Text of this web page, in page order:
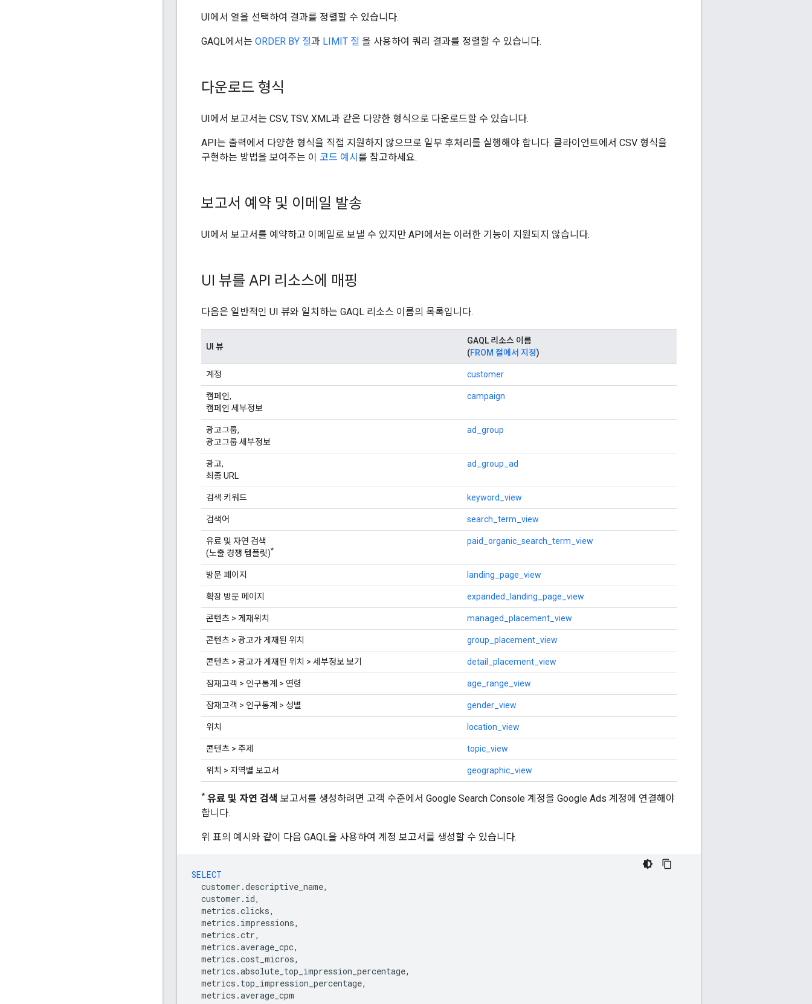
UI에서 열을 선택하여 결과를 정렬할 수 있습니다.
GAQL에서는 ORDER BY 절과 LIMIT 절 을 사용하여 쿼리 결과를 정렬할 수 있습니다.
다운로드 형식
UI에서 보고서는 CSV, TSV, XML과 같은 다양한 형식으로 다운로드할 수 있습니다.
API는 출력에서 다양한 형식을 직접 지원하지 않으므로 일부 후처리를 실행해야 합니다. 클라이언트에서 CSV 형식을
구현하는 방법을 보여주는 이 코드 예시 를 참고하세요.
보고서 예약 및 이메일 발송
UI에서 보고서를 예약하고 이메일로 보낼 수 있지만 API에서는 이러한 기능이 지원되지 않습니다.
UI 뷰를 API 리소스에 매핑
다음은 일반적인 UI 뷰와 일치하는 GAQL 리소스 이름의 목록입니다.
UI 뷰
GAQL 리소스 이름
(FROM 절에서 지정)
계정 customer
캠페인,
캠페인 세부정보
campaign
광고그룹,
광고그룹 세부정보
ad_group
광고,
최종 URL
ad_group_ad
검색 키워드 keyword_view
검색어 search_term_view
유료 및 자연 검색
(노출 경쟁 템플릿)*
paid_organic_search_term_view
방문 페이지 landing_page_view
확장 방문 페이지 expanded_landing_page_view
콘텐츠 > 게재위치 managed_placement_view
콘텐츠 > 광고가 게재된 위치 group_placement_view
콘텐츠 > 광고가 게재된 위치 > 세부정보 보기 detail_placement_view
잠재고객 > 인구통계 > 연령 age_range_view
잠재고객 > 인구통계 > 성별 gender_view
위치 location_view
콘텐츠 > 주제 topic_view
위치 > 지역별 보고서 geographic_view
* 유료 및 자연 검색 보고서를 생성하려면 고객 수준에서 Google Search Console 계정을 Google Ads 계정에 연결해야
합니다.
위 표의 예시와 같이 다음 GAQL을 사용하여 계정 보고서를 생성할 수 있습니다.
SELECT
customer .descriptive_name,
customer . id,
metrics .clicks,
metrics . impressions,
metrics .ctr,
metrics .average_cpc,
metrics .cost_micros,
metrics .absolute_top_impression_percentage,
metrics . top_impression_percentage,
metrics .average_cpm